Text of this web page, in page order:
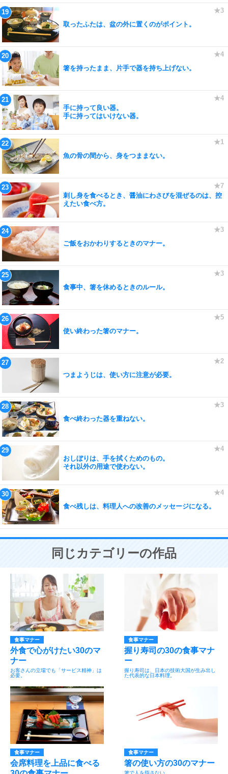
取ったふたは、盆の外に置くのがポイント。
箸を持ったまま、片手で器を持ち上げない。
手に持って良い器。
手に持ってはいけない器。
魚の骨の間から、身をつままない。
刺し身を食べるとき、醤油にわさびを混ぜるのは、控
えたい食べ方。
ご飯をおかわりするときのマナー。
食事中、箸を休めるときのルール。
使い終わった箸のマナー。
つまようじは、使い方に注意が必要。
食べ終わった器を重ねない。
おしぼりは、手を拭くためのもの。
それ以外の用途で使わない。
食べ残しは、料理人への改善のメッセージになる。
同じカテゴリーの作品
食事マナー
外食で心がけたい30のマ
ナー
お客さんの立場でも「サービス精神」は
必要。
食事マナー
握り寿司の30の食事マナ
ー
握り寿司は、日本の技術大国が生み出し
た代表的な日本料理。
食事マナー
会席料理を上品に食べる
食事マナー
箸の使い方の30のマナー
箸で人を指さない。